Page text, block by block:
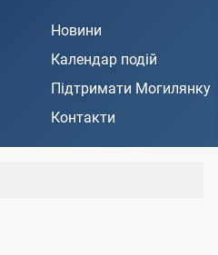
Новини
Календар подій
Підтримати Могилянку
Контакти